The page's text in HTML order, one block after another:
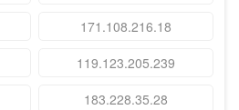
171.108.216.18
119.123.205.239
183.228.35.28